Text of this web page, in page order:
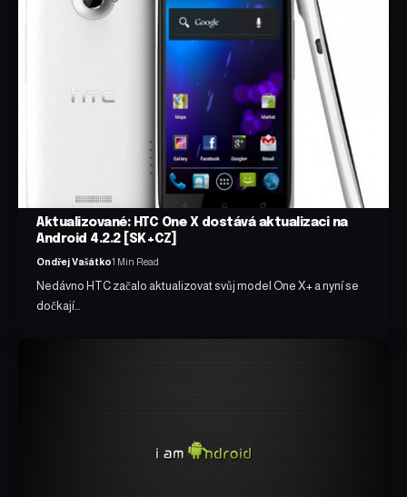
Aktualizované: HTC One X dostává aktualizaci na
Android 4.2.2 [SK+CZ]
Ondřej Vašátko1 Min Read
Nedávno HTC začalo aktualizovat svůj model One X+ a nyní se
dočkají…